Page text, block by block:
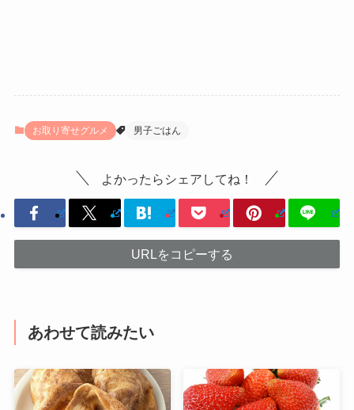
お取り寄せグルメ 男子ごはん
よかったらシェアしてね！
URLをコピーする
あわせて読みたい